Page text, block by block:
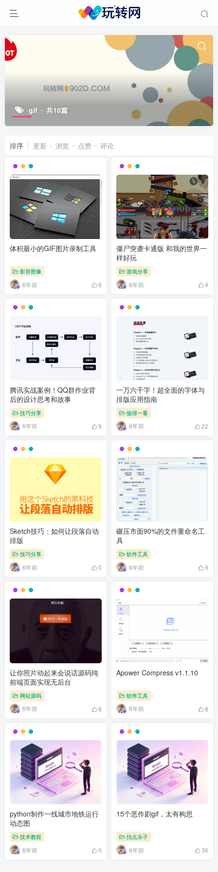
gif 共10篇
排序 更新 浏览 点赞 评论
体积最小的GIF图片录制工具
影音图像
6年前 6
僵尸突袭卡通版 和我的世界一
样好玩
游戏分享
6年前 4
腾讯实战案例！QQ群作业背
后的设计思考和故事
技巧分享
6年前 9
一万六千字！超全面的字体与
排版应用指南
值得一看
6年前 22
Sketch技巧：如何让段落自动
排版
技巧分享
6年前 0
碾压市面90%的文件重命名工
具
软件工具
6年前 9
让你照片动起来会说话源码纯
前端页面实现无后台
网站源码
6年前 8
Apower Compress v1.1.10
软件工具
6年前 8
python制作一线城市地铁运行
动态图
技术教程
6年前 0
15个恶作剧gif，太有构思
找点乐子
6年前 36